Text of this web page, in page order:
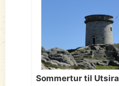
Sommertur til Utsira